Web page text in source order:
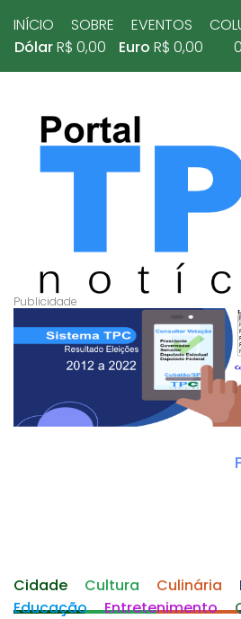
INÍCIO SOBRE EVENTOS
DólarR$ 0,00 Euro R$ 0,00
Cidade Cultura Culinária
Educação
Entretenimento